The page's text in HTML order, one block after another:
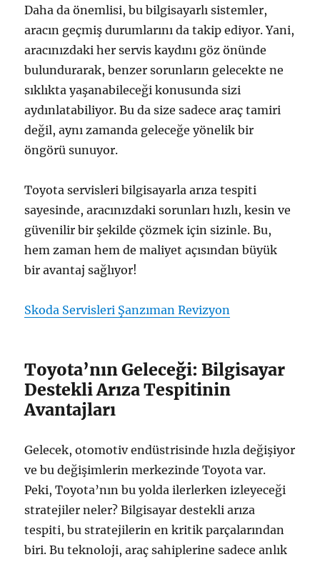
Daha da önemlisi, bu bilgisayarlı sistemler,
aracın geçmiş durumlarını da takip ediyor. Yani,
aracınızdaki her servis kaydını göz önünde
bulundurarak, benzer sorunların gelecekte ne
sıklıkta yaşanabileceği konusunda sizi
aydınlatabiliyor. Bu da size sadece araç tamiri
değil, aynı zamanda geleceğe yönelik bir
öngörü sunuyor.
Toyota servisleri bilgisayarla arıza tespiti
sayesinde, aracınızdaki sorunları hızlı, kesin ve
güvenilir bir şekilde çözmek için sizinle. Bu,
hem zaman hem de maliyet açısından büyük
bir avantaj sağlıyor!
Skoda Servisleri Şanzıman Revizyon
Toyota’nın Geleceği: Bilgisayar
Destekli Arıza Tespitinin
Avantajları
Gelecek, otomotiv endüstrisinde hızla değişiyor
ve bu değişimlerin merkezinde Toyota var.
Peki, Toyota’nın bu yolda ilerlerken izleyeceği
stratejiler neler? Bilgisayar destekli arıza
tespiti, bu stratejilerin en kritik parçalarından
biri. Bu teknoloji, araç sahiplerine sadece anlık